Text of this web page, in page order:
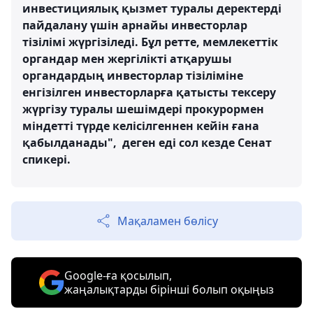
инвестициялық қызмет туралы деректерді
пайдалану үшін арнайы инвесторлар
тізілімі жүргізіледі. Бұл ретте, мемлекеттік
органдар мен жергілікті атқарушы
органдардың инвесторлар тізіліміне
енгізілген инвесторларға қатысты тексеру
жүргізу туралы шешімдері прокурормен
міндетті түрде келісілгеннен кейін ғана
қабылданады", деген еді сол кезде Сенат
спикері.
Мақаламен бөлісу
Google-ға қосылып,
жаңалықтарды бірінші болып оқыңыз